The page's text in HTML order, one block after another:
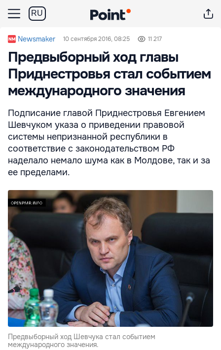
RU
Newsmaker 10 сентября 2016, 08:25 11 217
Предвыборный ход главы
Приднестровья стал событием
международного значения
Подписание главой Приднестровья Евгением
Шевчуком указа о приведении правовой
системы непризнанной республики в
соответствие с законодательством РФ
наделало немало шума как в Молдове, так и за
ее пределами.
Предвыборный ход Шевчука стал событием
международного значения.